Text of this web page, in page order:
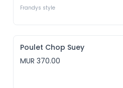
Frandys style
Poulet Chop Suey
MUR 370.00